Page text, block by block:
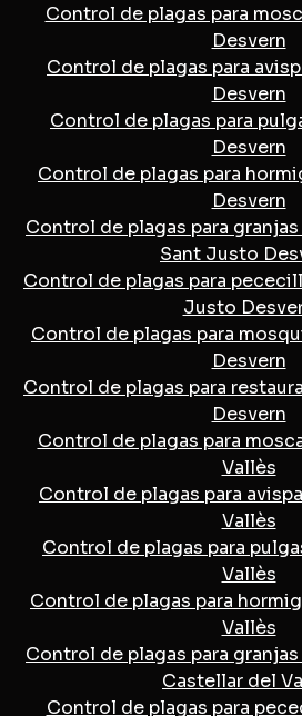
Control de plagas para
Desvern
Control de plagas para
Desvern
Control de plagas para
Desvern
Control de plagas para
Desvern
Control de plagas para
Sant Justo
Control de plagas para
Justo
Control de plagas para
Desvern
Control de plagas para
Desvern
Control de plagas para
Vallès
Control de plagas para
Vallès
Control de plagas para
Vallès
Control de plagas para
Vallès
Control de plagas para
Castellar del
Control de plagas para